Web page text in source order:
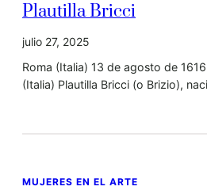
Plautilla Bricci
julio 27, 2025
Roma (Italia) 13 de agosto de
(Italia) Plautilla Bricci (o Brizio),
MUJERES EN EL ARTE